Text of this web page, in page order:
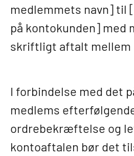
medlemmets navn] til
på kontokunden] med
skriftligt aftalt mellem
I forbindelse med det
medlems
ordrebekræftelse og
kontoaftalen bør det